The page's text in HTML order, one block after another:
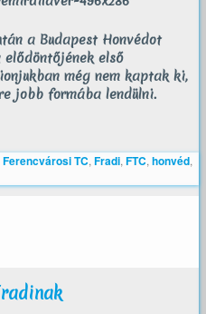
a Budapest Honvédot
első
még nem kaptak ki,
jobb formába lendülni.
Ferencvárosi TC, Fradi, FTC, honvéd,